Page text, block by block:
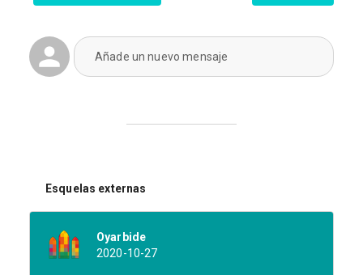
Añade un nuevo mensaje
Esquelas externas
Oyarbide
2020-10-27